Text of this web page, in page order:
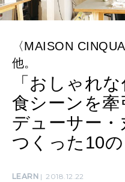
わた
い
〈MAISON
他。
「おしゃれ
食シーンを牽
デューサー
つくった10
LEARN 2018.12.22